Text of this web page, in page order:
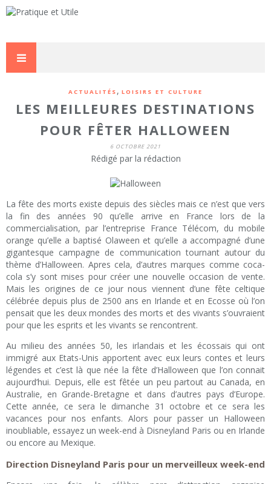
ACTUALITÉS , LOISIRS ET CULTURE
LES MEILLEURES DESTINATIONS
POUR FÊTER HALLOWEEN
6 OCTOBRE 2021
Rédigé par la rédaction
La fête des morts existe depuis des siècles mais ce n’est que vers
la fin des années 90 qu’elle arrive en France lors de la
commercialisation, par l’entreprise France Télécom, du mobile
orange qu’elle a baptisé Olaween et qu’elle a accompagné d’une
gigantesque campagne de communication tournant autour du
thème d’Halloween. Apres cela, d’autres marques comme coca-
cola s’y sont mises pour créer une nouvelle occasion de vente.
Mais les origines de ce jour nous viennent d’une fête celtique
célébrée depuis plus de 2500 ans en Irlande et en Ecosse où l’on
pensait que les deux mondes des morts et des vivants s’ouvraient
pour que les esprits et les vivants se rencontrent.
Au milieu des années 50, les irlandais et les écossais qui ont
immigré aux Etats-Unis apportent avec eux leurs contes et leurs
légendes et c’est là que née la fête d’Halloween que l’on connait
aujourd’hui. Depuis, elle est fêtée un peu partout au Canada, en
Australie, en Grande-Bretagne et dans d’autres pays d’Europe.
Cette année, ce sera le dimanche 31 octobre et ce sera les
vacances pour nos enfants. Alors pour passer un Halloween
inoubliable, essayez un week-end à Disneyland Paris ou en Irlande
ou encore au Mexique.
Direction Disneyland Paris pour un merveilleux week-end